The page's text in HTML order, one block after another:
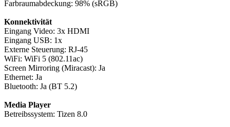
Farbraumabdeckung: 98% (sRGB)
Konnektivität
Eingang Video: 3x HDMI
Eingang USB: 1x
Externe Steuerung: RJ-45
WiFi: WiFi 5 (802.11ac)
Screen Mirroring (Miracast): Ja
Ethernet: Ja
Bluetooth: Ja (BT 5.2)
Media Player
Betreibssystem: Tizen 8.0